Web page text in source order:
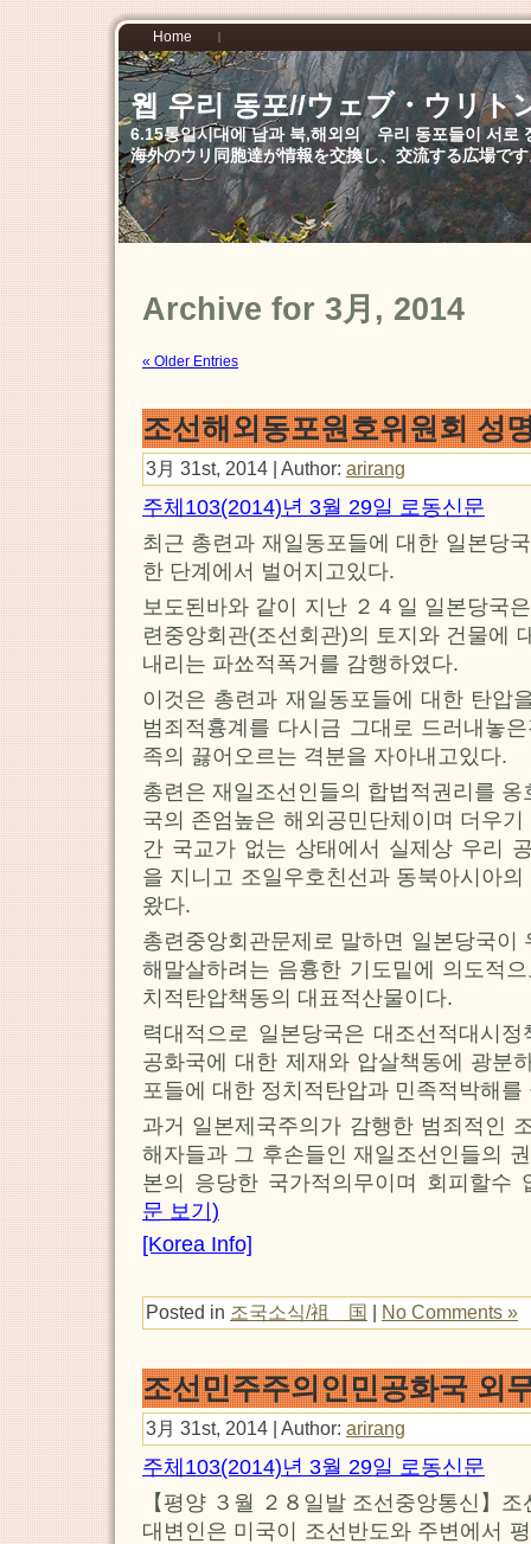
Home
웹 우리 동포//ウェブ・ウリト
6.15통일시대에 남과 북,해외의 우리 동포들이 서로
海外のウリ同胞達が情報を交換し、交流する広場で
Archive for 3月, 2014
« Older Entries
조선해외동포원호위원회 성
3月 31st, 2014 | Author: arirang
주체103(2014)년 3월 29일 로동신문
최근 총련과 재일동포들에 대한 일본당
한 단계에서 벌어지고있다.
보도된바와 같이 지난 ２４일 일본당국
련중앙회관(조선회관)의 토지와 건물에
내리는 파쑈적폭거를 감행하였다.
이것은 총련과 재일동포들에 대한 탄압
범죄적흉계를 다시금 그대로 드러내놓
족의 끓어오르는 격분을 자아내고있다.
총련은 재일조선인들의 합법적권리를
국의 존엄높은 해외공민단체이며 더우
간 국교가 없는 상태에서 실제상 우리
을 지니고 조일우호친선과 동북아시아
왔다.
총련중앙회관문제로 말하면 일본당국이
해말살하려는 음흉한 기도밑에 의도적
치적탄압책동의 대표적산물이다.
력대적으로 일본당국은 대조선적대시
공화국에 대한 제재와 압살책동에 광분
포들에 대한 정치적탄압과 민족적박해
과거 일본제국주의가 감행한 범죄적인
해자들과 그 후손들인 재일조선인들의
본의 응당한 국가적의무이며 회피할수
문 보기)
[Korea Info]
Posted in 조국소식/祖 国 | No Comments »
조선민주주의인민공화국 외
3月 31st, 2014 | Author: arirang
주체103(2014)년 3월 29일 로동신문
【평양 ３월 ２８일발 조선중앙통신】
대변인은 미국이 조선반도와 주변에서